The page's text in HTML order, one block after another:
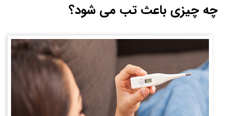
چه چیزی باعث تب می شود؟